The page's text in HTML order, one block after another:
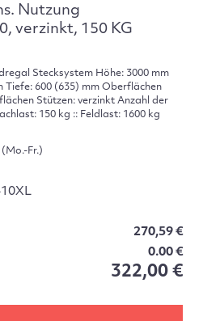
Nutzung
verzinkt, 150 KG
Stecksystem Höhe: 3000 mm
Tiefe: 600 (635) mm Oberflächen
Stützen: verzinkt Anzahl der
150 kg :: Feldlast: 1600 kg
Fr.)
270,59 €
0.00 €
322,00 €